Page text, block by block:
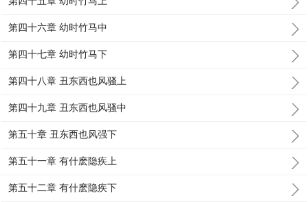
第四十六章 幼时竹马中
第四十七章 幼时竹马下
第四十八章 丑东西也风骚上
第四十九章 丑东西也风骚中
第五十章 丑东西也风强下
第五十一章 有什麽隐疾上
第五十二章 有什麽隐疾下